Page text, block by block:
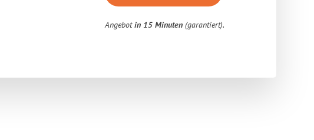
Angebotin 15 Minuten (garantiert).